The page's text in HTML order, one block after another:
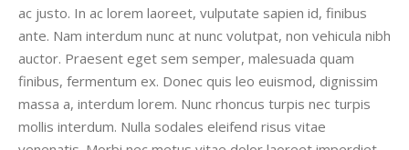
ac justo. In ac lorem laoreet, vulputate sapien id, finibus
ante. Nam interdum nunc at nunc volutpat, non vehicula nibh
auctor. Praesent eget sem semper, malesuada quam
finibus, fermentum ex. Donec quis leo euismod, dignissim
massa a, interdum lorem. Nunc rhoncus turpis nec turpis
mollis interdum. Nulla sodales eleifend risus vitae